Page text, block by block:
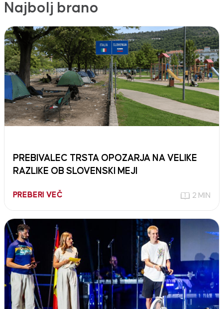
Najbolj brano
PREBIVALEC TRSTA OPOZARJA NA VELIKE
RAZLIKE OB SLOVENSKI MEJI
PREBERI VEČ 2 MIN